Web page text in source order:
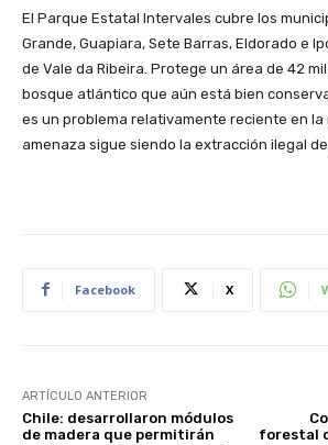
El Parque Estatal Intervales cubre los
Grande, Guapiara, Sete Barras, Eldorado e
de Vale da Ribeira. Protege un área de 42
bosque atlántico que aún está bien
es un problema relativamente reciente en la
amenaza sigue siendo la extracción ilegal
Facebook X
ARTÍCULO ANTERIOR
Chile: desarrollaron módulos
de madera que permitirán
forestal